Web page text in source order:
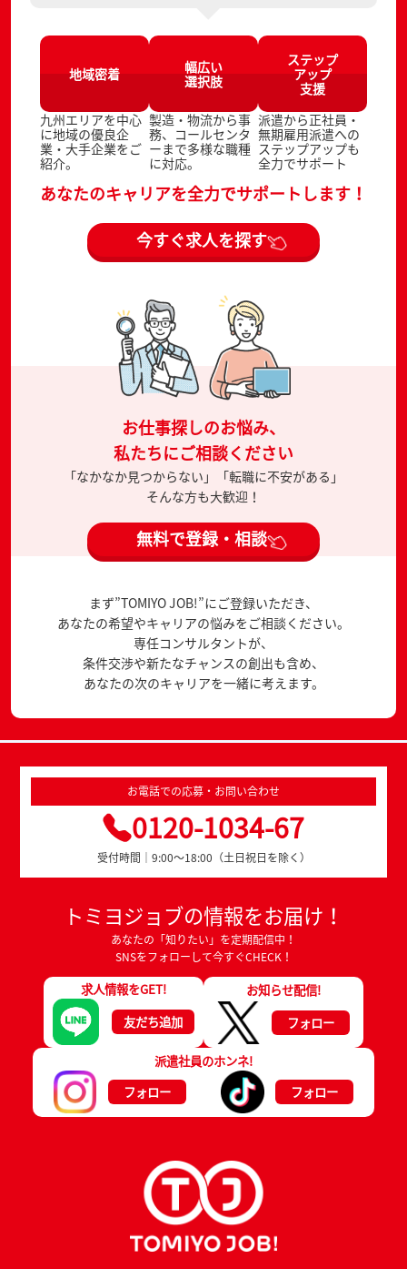
地域密着
九州エリアを中心
に地域の優良企
業・大手企業をご
紹介。
幅広い
選択肢
製造・物流から事
務、コールセンタ
ーまで多様な職種
に対応。
ステップ
アップ
支援
派遣から正社員・
無期雇用派遣への
ステップアップも
全力でサポート
あなたのキャリアを全力でサポートします！
今すぐ求人を探す
お仕事探しのお悩み、
私たちにご相談ください
「なかなか見つからない」「転職に不安がある」
そんな方も大歓迎！
無料で登録・相談
まず”TOMIYO JOB!”にご登録いただき、
あなたの希望やキャリアの悩みをご相談ください。
専任コンサルタントが、
条件交渉や新たなチャンスの創出も含め、
あなたの次のキャリアを一緒に考えます。
お電話での応募・お問い合わせ
0120-1034-67
受付時間｜9:00～18:00（土日祝日を除く）
トミヨジョブの情報をお届け！
あなたの「知りたい」を定期配信中！
SNSをフォローして今すぐCHECK！
求人情報をGET!
友だち追加
お知らせ配信!
フォロー
派遣社員のホンネ!
フォロー
フォロー